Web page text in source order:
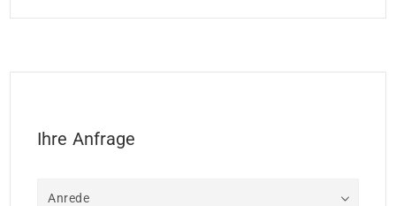
Ihre Anfrage
Anrede